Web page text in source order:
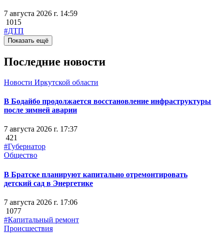
7 августа 2026 г. 14:59
1015
#ДТП
Показать ещё
Последние новости
Новости Иркутской области
В Бодайбо продолжается восстановление инфраструктуры
после зимней аварии
7 августа 2026 г. 17:37
421
#Губернатор
Общество
В Братске планируют капитально отремонтировать
детский сад в Энергетике
7 августа 2026 г. 17:06
1077
#Капитальный ремонт
Происшествия